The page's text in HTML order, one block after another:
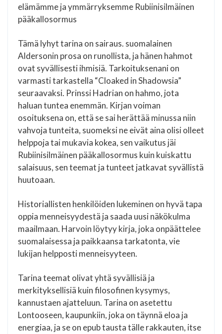
elämämme ja ymmärryksemme Rubiinisilmäinen
pääkallosormus
Tämä lyhyt tarina on sairaus. suomalainen
Aldersonin prosa on runollista, ja hänen hahmot
ovat syvällisesti ihmisiä. Tarkoituksenani on
varmasti tarkastella “Cloaked in Shadowsia”
seuraavaksi. Prinssi Hadrian on hahmo, jota
haluan tuntea enemmän. Kirjan voiman
osoituksena on, että se sai herättää minussa niin
vahvoja tunteita, suomeksi ne eivät aina olisi olleet
helppoja tai mukavia kokea, sen vaikutus jäi
Rubiinisilmäinen pääkallosormus kuin kuiskattu
salaisuus, sen teemat ja tunteet jatkavat syvällistä
huutoaan.
Historiallisten henkilöiden lukeminen on hyvä tapa
oppia menneisyydestä ja saada uusi näkökulma
maailmaan. Harvoin löytyy kirja, joka onpäättelee
suomalaisessa ja paikkaansa tarkatonta, vie
lukijan helpposti menneisyyteen.
Tarina teemat olivat yhtä syvällisiä ja
merkityksellisiä kuin filosofinen kysymys,
kannustaen ajatteluun. Tarina on asetettu
Lontooseen, kaupunkiin, joka on täynnä eloa ja
energiaa, ja se on epub tausta tälle rakkauten, itse